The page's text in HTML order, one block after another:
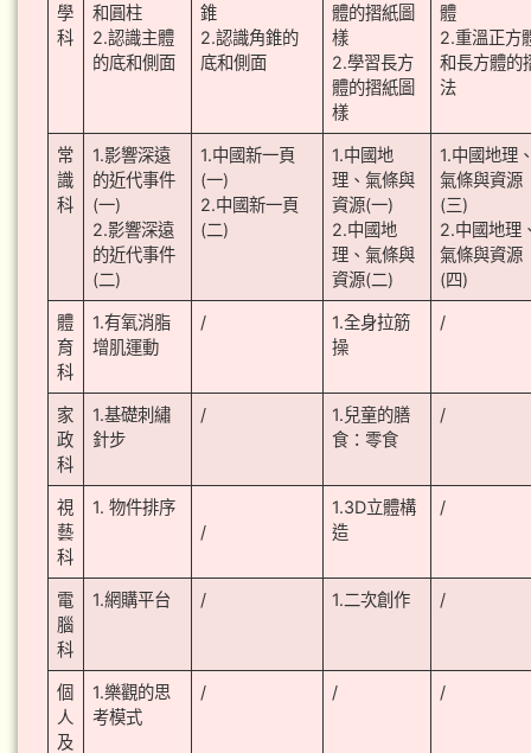
學
科
和圓柱
2.認識主體
的底和側面
錐
2.認識角錐的
底和側面
體的摺紙圖
樣
2.學習長方
體的摺紙圖
樣
體
2.重溫正方
和長方體的
法
常
識
科
1.影響深遠
的近代事件
(一)
2.影響深遠
的近代事件
(二)
1.中國新一頁
(一)
2.中國新一頁
(二)
1.中國地
理、氣條與
資源(一)
2.中國地
理、氣條與
資源(二)
1.中國地理
氣條與資源
(三)
2.中國地理
氣條與資源
(四)
體
育
科
1.有氧消脂
增肌運動
/
1.全身拉筋
操
/
家
政
科
1.基礎刺繡
針步
/
1.兒童的膳
食：零食
/
視
藝
科
1. 物件排序
/
1.3D立體構
造
/
電
腦
科
1.網購平台 / 1.二次創作 /
個
人
及
1.樂觀的思
考模式
/ / /